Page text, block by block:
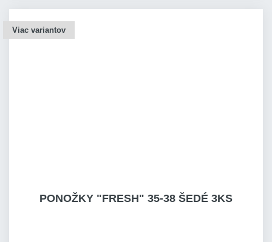
Viac variantov
PONOŽKY "FRESH" 35-38 ŠEDÉ 3KS